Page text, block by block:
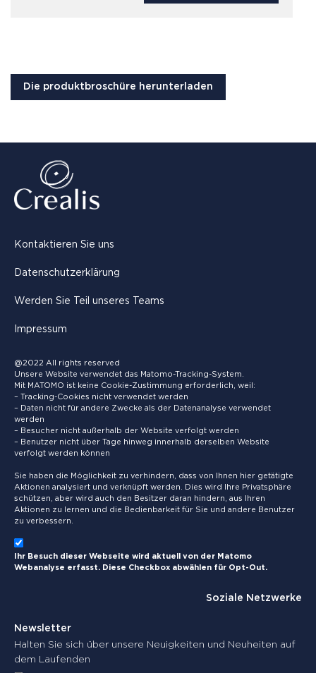
Die produktbroschüre herunterladen
Kontaktieren Sie uns
Datenschutzerklärung
Werden Sie Teil unseres Teams
Impressum
@2022 All rights reserved
Unsere Website verwendet das Matomo-Tracking-System.
Mit MATOMO ist keine Cookie-Zustimmung erforderlich, weil:
– Tracking-Cookies nicht verwendet werden
– Daten nicht für andere Zwecke als der Datenanalyse verwendet
werden
– Besucher nicht außerhalb der Website verfolgt werden
– Benutzer nicht über Tage hinweg innerhalb derselben Website
verfolgt werden können
Sie haben die Möglichkeit zu verhindern, dass von Ihnen hier getätigte
Aktionen analysiert und verknüpft werden. Dies wird Ihre Privatsphäre
schützen, aber wird auch den Besitzer daran hindern, aus Ihren
Aktionen zu lernen und die Bedienbarkeit für Sie und andere Benutzer
zu verbessern.
Ihr Besuch dieser Webseite wird aktuell von der Matomo
Webanalyse erfasst. Diese Checkbox abwählen für Opt-Out.
Soziale Netzwerke
Newsletter
Halten Sie sich über unsere Neuigkeiten und Neuheiten auf
dem Laufenden